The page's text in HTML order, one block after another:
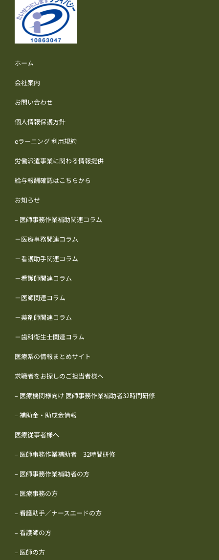
ホーム
会社案内
お問い合わせ
個人情報保護方針
eラーニング 利用規約
労働派遣事業に関わる情報提供
給与報酬確認はこちらから
お知らせ
– 医師事務作業補助関連コラム
－医療事務関連コラム
－看護助手関連コラム
－看護師関連コラム
－医師関連コラム
－薬剤師関連コラム
－歯科衛生士関連コラム
医療系の情報まとめサイト
求職者をお探しのご担当者様へ
– 医療機関様向け 医師事務作業補助者32時間研修
– 補助金・助成金情報
医療従事者様へ
– 医師事務作業補助者 32時間研修
– 医師事務作業補助者の方
– 医療事務の方
– 看護助手／ナースエードの方
– 看護師の方
– 医師の方